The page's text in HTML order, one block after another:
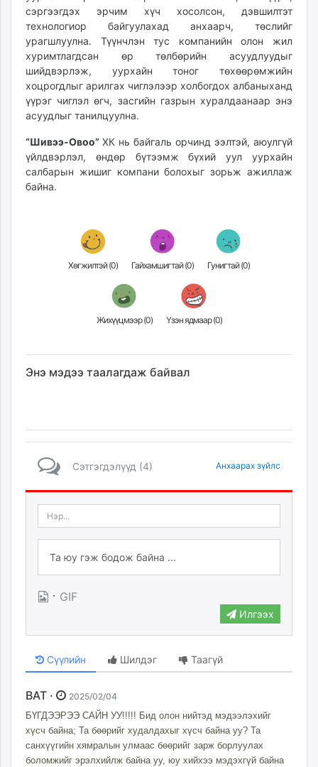
сэргээгдэх эрчим хүч хосолсон, дэвшилтэт
технологиор байгуулахад анхаарч, төслийг
урагшлуулна. Түүнчлэн тус компанийн олон жил
хуримтлагдсан өр төлбөрийн асуудлуудыг
шийдвэрлэж, уурхайн тоног төхөөрөмжийн
хоцрогдлыг арилгах чиглэлээр холбогдох албаныханд
үүрэг чиглэл өгч, засгийн газрын хуралдаанаар энэ
асуудлыг танилцуулна.
“Шивээ-Овоо” ХК нь байгаль орчинд ээлтэй, аюулгүй
үйлдвэрлэл, өндөр бүтээмж бүхий уул уурхайн
салбарын жишиг компани болохыг зорьж ажиллаж
байна.
Хөгжилтэй (0) Гайхамшигтай (0) Гунигтай (0)
Жихүүцмээр (0) Үзэн ядмаар (0)
Энэ мэдээ таалагдаж байвал
Сэтгэгдэлүүд (4) Анхаарах зүйлс
· GIF
Илгээх
Сүүлийн Шилдэг Таагүй
BAT ·
2025/02/04
БҮГДЭЭРЭЭ САЙН УУ!!!!! Бид олон нийтэд мэдээлэхийг
хүсч байна; Та бөөрийг худалдахыг хүсч байна уу? Та
санхүүгийн хямралын улмаас бөөрийг зарж борлуулах
боломжийг эрэлхийлж байна уу, юу хийхээ мэдэхгүй байна